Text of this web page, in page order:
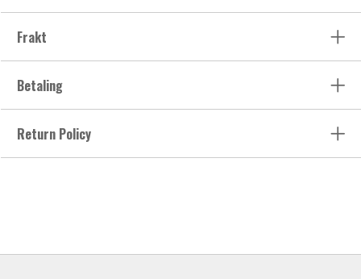
Frakt
Betaling
Return Policy